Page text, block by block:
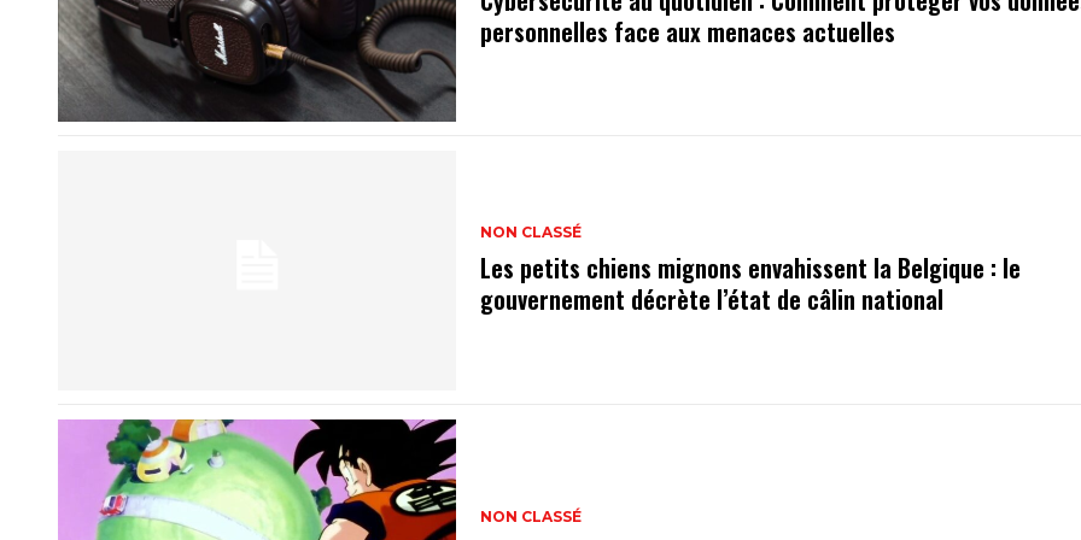
personnelles face aux menaces actuelles
NON CLASSÉ
Les petits chiens mignons envahissent la Belgique : le
gouvernement décrète l’état de câlin national
NON CLASSÉ